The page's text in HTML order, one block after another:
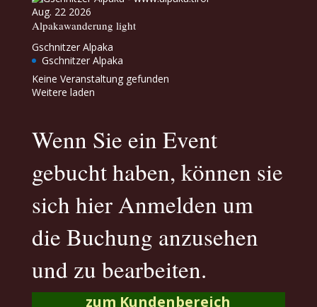
Aug. 22 2026
Alpakawanderung light
Gschnitzer Alpaka
Gschnitzer Alpaka
Keine Veranstaltung gefunden
Weitere laden
Wenn Sie ein Event
gebucht haben, können sie
sich hier Anmelden um
die Buchung anzusehen
und zu bearbeiten.
zum Kundenbereich